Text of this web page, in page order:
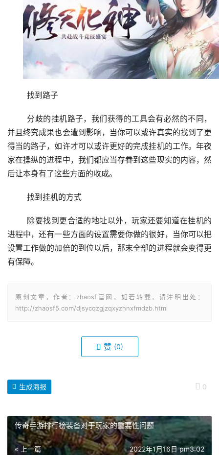
	找到路子
并且终究成果也会遭到影响，当你可以或许真实的找到了更
得当的路子，如许才可以或许更好的完成挂机的工作。年夜
家在操纵的进程中，我们都应当存眷到这些现实的内容，然
后让本身有了这些方面的收成。
	找到挂机的方式
进程中，还有一些方面的设置需要你做的很好，当你可以把
设置工作做的加倍的到位以后，那末全部的进程就会变得更
有保障。
原创文章，作者：zhaosf官网，如若转载，请注明出处：
http://zhaosf5.com/djsycqzgjzqxyzhnxfmdzb.html
赞 (0)
0
生成海报
传奇手游排行榜装备对于玩家的重要性问题
« 上一篇 2022年1月16日 pm3:02